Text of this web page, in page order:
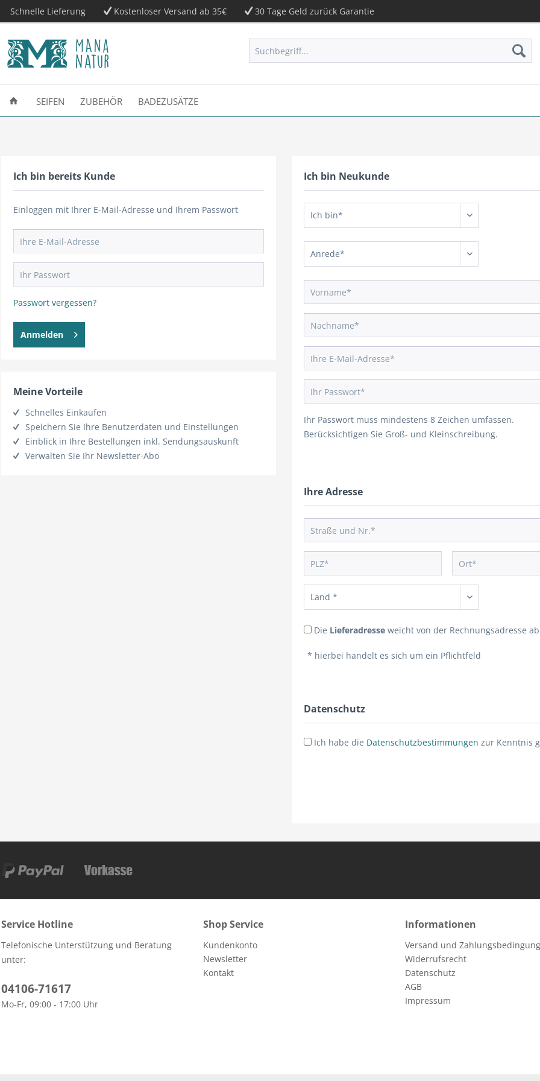
Schnelle Lieferung Kostenloser Versand ab 35€ 30 Tage Geld zurück Garantie
SEIFEN ZUBEHÖR BADEZUSÄTZE
Ich bin Neukunde
Ihr Passwort muss mindestens 8 Zeichen umfassen.
Berücksichtigen Sie Groß- und Kleinschreibung.
Ihre Adresse
Die Lieferadresse weicht von der Rechnungsadresse
* hierbei handelt es sich um ein Pflichtfeld
Datenschutz
Ich habe die Datenschutzbestimmungen zur Kenntnis
Ich bin bereits Kunde
Einloggen mit Ihrer E-Mail-Adresse und Ihrem Passwort
Passwort vergessen?
Anmelden
Meine Vorteile
Schnelles Einkaufen
Speichern Sie Ihre Benutzerdaten und Einstellungen
Einblick in Ihre Bestellungen inkl. Sendungsauskunft
Verwalten Sie Ihr Newsletter-Abo
Service Hotline
Telefonische Unterstützung und Beratung
unter:
04106-71617
Mo-Fr, 09:00 - 17:00 Uhr
Shop Service
Kundenkonto
Newsletter
Kontakt
Informationen
Versand und
Widerrufsrecht
Datenschutz
AGB
Impressum